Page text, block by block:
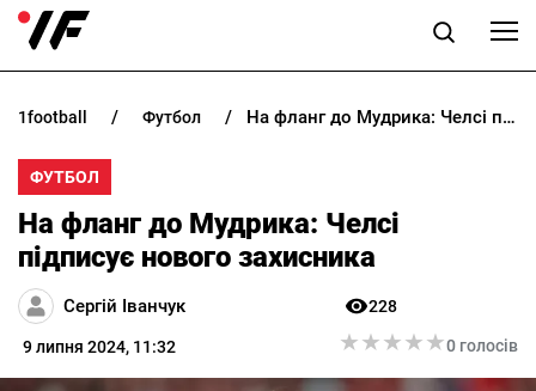
НОВИНИ
ПРОГНОЗИ
БУКМЕКЕРИ
КАЗИНО
РІЗНЕ
1football футбол На фланг до Мудрика: Челсі підписує нового захисника
ФУТБОЛ
На фланг до Мудрика: Челсі
підписує нового захисника
Сергій Іванчук
9 липня 2024, 11:32
228
★★★★★
★★★★★0 голосів